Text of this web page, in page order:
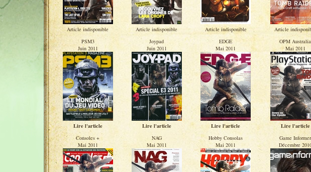
Article indisponible Article indisponible Article indisponible
Article
PSM3
Juin 2011
Lire l'article
Joypad
Juin 2011
Lire l'article
EDGE
Mai 2011
Lire l'article
OPM Australia
Mai 2011
Lire l'article
Consoles +
Mai 2011
NAG
Mai 2011
Hobby Consolas
Mai 2011
Game Informer
Décembre